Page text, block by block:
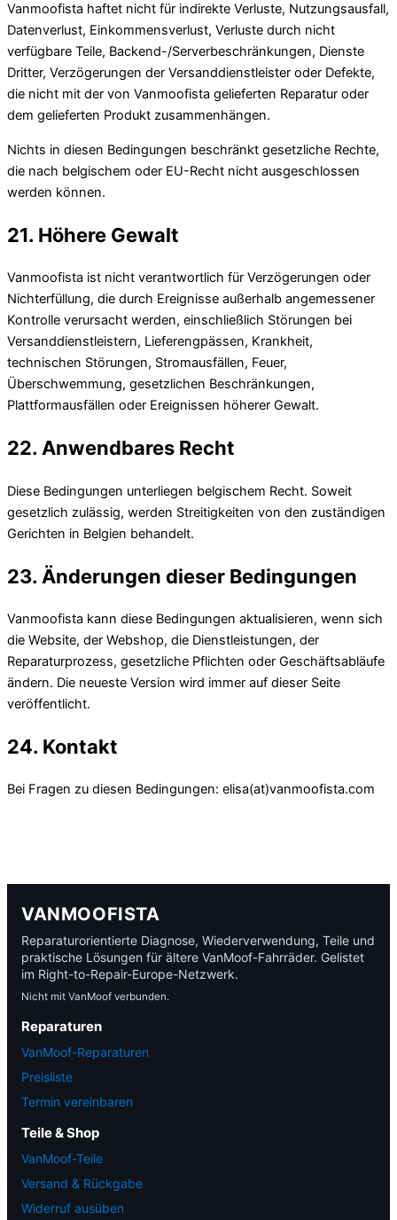
Vanmoofista haftet nicht für indirekte Verluste, Nutzungsausfall,
Datenverlust, Einkommensverlust, Verluste durch nicht
verfügbare Teile, Backend-/Serverbeschränkungen, Dienste
Dritter, Verzögerungen der Versanddienstleister oder Defekte,
die nicht mit der von Vanmoofista gelieferten Reparatur oder
dem gelieferten Produkt zusammenhängen.
Nichts in diesen Bedingungen beschränkt gesetzliche Rechte,
die nach belgischem oder EU-Recht nicht ausgeschlossen
werden können.
21. Höhere Gewalt
Vanmoofista ist nicht verantwortlich für Verzögerungen oder
Nichterfüllung, die durch Ereignisse außerhalb angemessener
Kontrolle verursacht werden, einschließlich Störungen bei
Versanddienstleistern, Lieferengpässen, Krankheit,
technischen Störungen, Stromausfällen, Feuer,
Überschwemmung, gesetzlichen Beschränkungen,
Plattformausfällen oder Ereignissen höherer Gewalt.
22. Anwendbares Recht
Diese Bedingungen unterliegen belgischem Recht. Soweit
gesetzlich zulässig, werden Streitigkeiten von den zuständigen
Gerichten in Belgien behandelt.
23. Änderungen dieser Bedingungen
Vanmoofista kann diese Bedingungen aktualisieren, wenn sich
die Website, der Webshop, die Dienstleistungen, der
Reparaturprozess, gesetzliche Pflichten oder Geschäftsabläufe
ändern. Die neueste Version wird immer auf dieser Seite
veröffentlicht.
24. Kontakt
Bei Fragen zu diesen Bedingungen: elisa(at)vanmoofista.com
VANMOOFISTA
Reparaturorientierte Diagnose, Wiederverwendung, Teile und
praktische Lösungen für ältere VanMoof-Fahrräder. Gelistet
im Right-to-Repair-Europe-Netzwerk.
Nicht mit VanMoof verbunden.
Reparaturen
VanMoof-Reparaturen
Preisliste
Termin vereinbaren
Teile & Shop
VanMoof-Teile
Versand & Rückgabe
Widerruf ausüben